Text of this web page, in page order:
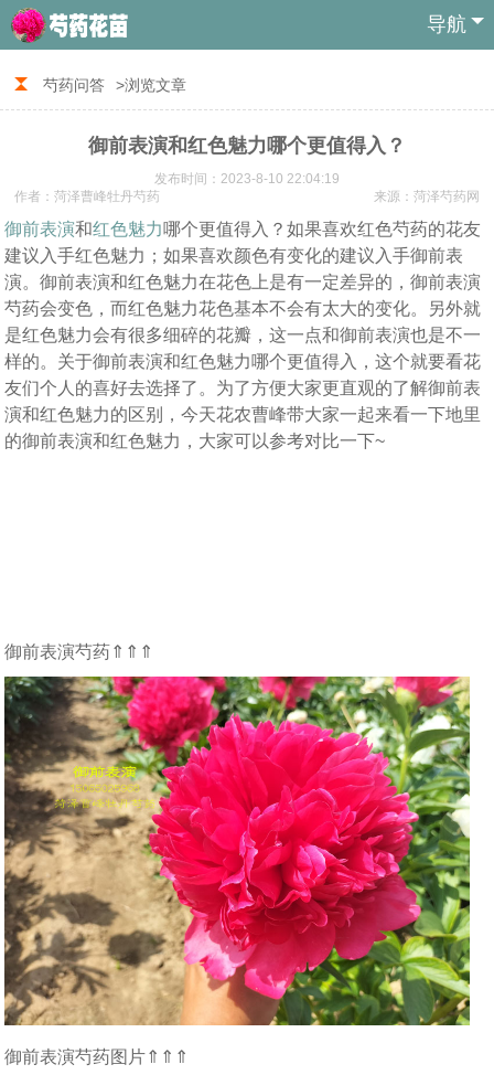
导航
芍药问答 >浏览文章
御前表演和红色魅力哪个更值得入？
发布时间：2023-8-10 22:04:19
来源：菏泽芍药网
作者：菏泽曹峰牡丹芍药
御前表演和红色魅力哪个更值得入？如果喜欢红色芍药的花友
建议入手红色魅力；如果喜欢颜色有变化的建议入手御前表
演。御前表演和红色魅力在花色上是有一定差异的，御前表演
芍药会变色，而红色魅力花色基本不会有太大的变化。另外就
是红色魅力会有很多细碎的花瓣，这一点和御前表演也是不一
样的。关于御前表演和红色魅力哪个更值得入，这个就要看花
友们个人的喜好去选择了。为了方便大家更直观的了解御前表
演和红色魅力的区别，今天花农曹峰带大家一起来看一下地里
的御前表演和红色魅力，大家可以参考对比一下~
御前表演芍药⇑⇑⇑
御前表演芍药图片⇑⇑⇑